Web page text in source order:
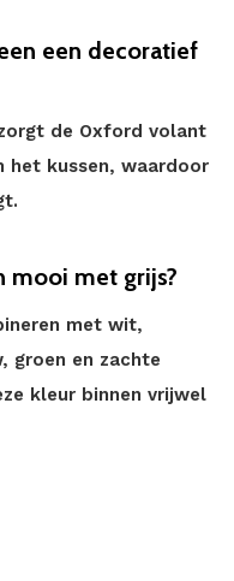
een decoratief
de Oxford volant
het kussen, waardoor
mooi met grijs?
met wit,
groen en zachte
kleur binnen vrijwel